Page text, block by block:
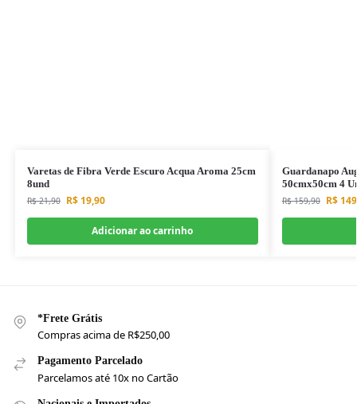
Varetas de Fibra Verde Escuro Acqua Aroma 25cm
8und
R$21,90 R$19,90
Adicionar ao carrinho
Guardanapo
50cmx50cm 4
R$159,90 R$
*Frete Grátis
Compras acima de R$250,00
Pagamento Parcelado
Parcelamos até 10x no Cartão